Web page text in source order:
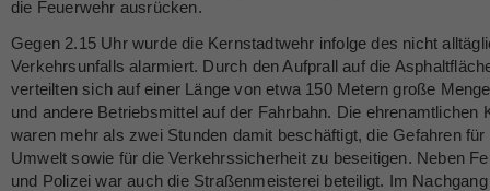
die Feuerwehr ausrücken.
Gegen 2.15 Uhr wurde die Kernstadtwehr infolge des nicht
Verkehrsunfalls alarmiert. Durch den Aufprall auf die
verteilten sich auf einer Länge von etwa 150 Metern große
und andere Betriebsmittel auf der Fahrbahn. Die ehrenamtlichen
waren mehr als zwei Stunden damit beschäftigt, die Gefahren für
Umwelt sowie für die Verkehrssicherheit zu beseitigen. Neben
und Polizei war auch die Straßenmeisterei beteiligt. Im